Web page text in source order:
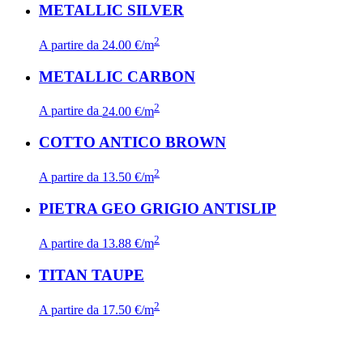
METALLIC SILVER
A partire da 24.00 €/m2
METALLIC CARBON
A partire da 24.00 €/m2
COTTO ANTICO BROWN
A partire da 13.50 €/m2
PIETRA GEO GRIGIO ANTISLIP
A partire da 13.88 €/m2
TITAN TAUPE
A partire da 17.50 €/m2